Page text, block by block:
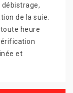
de la suie.
heure
et